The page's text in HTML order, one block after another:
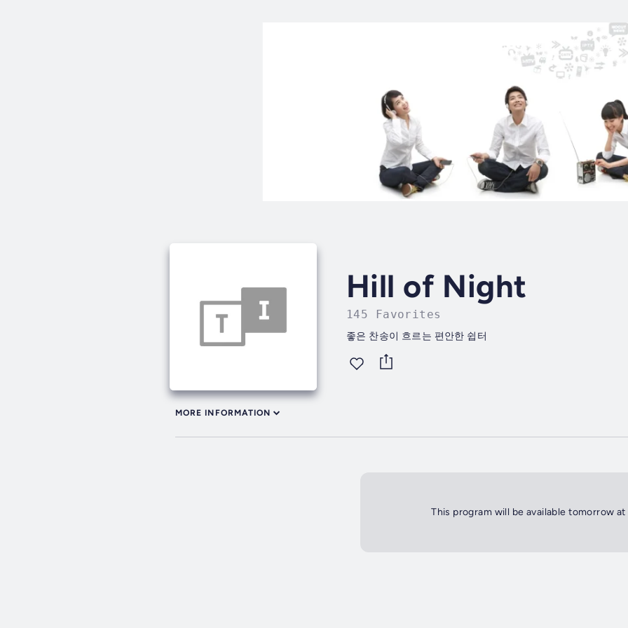
Hill of Night
145 Favorites
좋은 찬송이 흐르는 편안한 쉽터
MORE INFORMATION
This program will be available tomorrow at